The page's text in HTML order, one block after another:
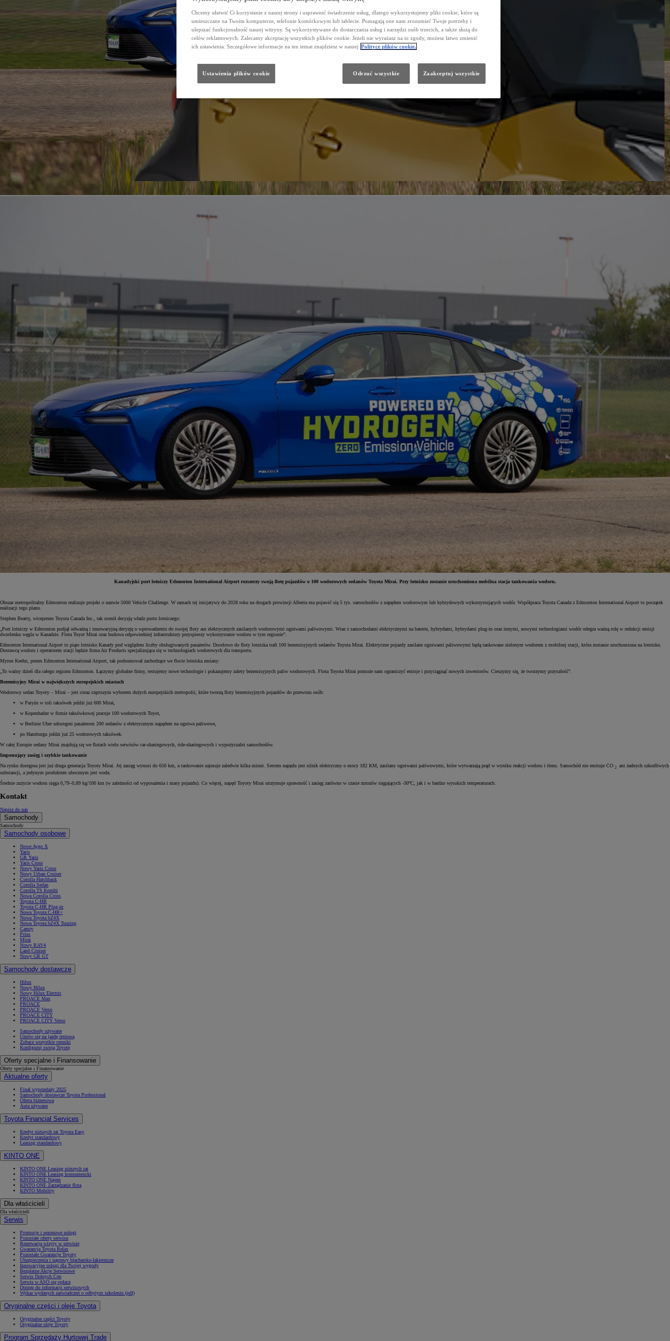
Od81 900 zł
Yaris Cross
HYBRID
Kanadyjski port lotniczy Edmonton International Airport rozszerzy swoją flotę pojazdów o 100 wodorowych sedanów Toyota Mirai. Przy lotnisku zostanie uruchomiona mobilna stacja tankowania wodoru.
Obszar metropolitalny Edmonton realizuje projekt o nazwie 5000 Vehicle Challenge. W ramach tej inicjatywy do 2028 roku na drogach prowincji Alberta ma pojawić się 5 tys. samochodów z napędem wodorowym lub hybrydowych wykorzystujących wodór. Współpraca Toyota Canada z Edmonton International Airport to początek
realizacji tego planu.
Stephen Beatty, wiceprezes Toyota Canada Inc., tak ocenił decyzję władz portu lotniczego:
„Port lotniczy w Edmonton podjął odważną i innowacyjną decyzję o wprowadzeniu do swojej floty aut elektrycznych zasilanych wodorowymi ogniwami paliwowymi. Wraz z samochodami elektrycznymi na baterie, hybrydami, hybrydami plug-in oraz innymi, nowymi technologiami wodór odegra ważną rolę w redukcji emisji
dwutlenku węgla w Kanadzie. Flota Toyot Mirai oraz budowa odpowiedniej infrastruktury przyspieszy wykorzystanie wodoru w tym regionie”.
Edmonton International Airport to piąte lotnisko Kanady pod względem liczby obsługiwanych pasażerów. Docelowo do floty lotniska trafi 100 bezemisyjnych sedanów Toyota Mirai. Elektryczne pojazdy zasilane ogniwami paliwowymi będą tankowane zielonym wodorem z mobilnej stacji, która zostanie uruchomiona na lotnisku.
Dostawcą wodoru i operatorem stacji będzie firma Air Products specjalizująca się w technologiach wodorowych dla transportu.
Myron Keehn, prezes Edmonton International Airport, tak podsumował zachodzące we flocie lotniska zmiany:
„To ważny dzień dla całego regionu Edmonton. Łączymy globalne firmy, testujemy nowe technologie i pokazujemy zalety bezemisyjnych paliw wodorowych. Flota Toyota Mirai pomoże nam ograniczyć emisje i przyciągnąć nowych inwestorów. Cieszymy się, że tworzymy przyszłość”.
Bezemisyjny Mirai w największych europejskich miastach
Wodorowy sedan Toyoty – Mirai – jest coraz częstszym wyborem dużych europejskich metropolii, które tworzą floty bezemisyjnych pojazdów do przewozu osób:
w Paryżu w roli taksówek jeździ już 600 Mirai,
w Kopenhadze w firmie taksówkowej pracuje 100 wodorowych Toyot,
w Berlinie Uber udostępni pasażerom 200 sedanów z elektrycznym napędem na ogniwa paliwowe,
po Hamburgu jeździ już 25 wodorowych taksówek.
W całej Europie sedany Mirai znajdują się we flotach wielu serwisów car-sharingowych, ride-sharingowych i wypożyczalni samochodów.
Imponujący zasięg i szybkie tankowanie
Na rynku dostępna jest już druga generacja Toyoty Mirai. Jej zasięg wynosi do 650 km, a tankowanie zajmuje zaledwie kilka minut. Sercem napędu jest silnik elektryczny o mocy 182 KM, zasilany ogniwami paliwowymi, które wytwarzają prąd w wyniku reakcji wodoru i tlenu. Samochód nie emituje CO 2 ani żadnych szkodliwych
substancji, a jedynym produktem ubocznym jest woda.
Średnie zużycie wodoru sięga 0,79–0,89 kg/100 km (w zależności od wyposażenia i masy pojazdu). Co więcej, napęd Toyoty Mirai utrzymuje sprawność i zasięg zarówno w czasie mrozów sięgających -30ºC, jak i w bardzo wysokich temperaturach.
Kontakt
Napisz do nas
Samochody
Samochody
Samochody osobowe
Nowe Aygo X
Yaris
GR Yaris
Yaris Cross
Nowy Yaris Cross
Nowy Urban Cruiser
Corolla Hatchback
Corolla Sedan
Corolla TS Kombi
Nowa Corolla Cross
Toyota C-HR
Toyota C-HR Plug-in
Nowa Toyota C-HR+
Nowa Toyota bZ4X
Nowa Toyota bZ4X Touring
Camry
Prius
Mirai
Nowy RAV4
Land Cruiser
Nowy GR GT
Samochody dostawcze
Hilux
Nowy Hilux
Nowy Hilux Electric
PROACE Max
PROACE
PROACE Verso
PROACE CITY
PROACE CITY Verso
Samochody używane
Umów się na jazdę testową
Zobacz wszystkie cenniki
Konfiguruj swoją Toyotę
Oferty specjalne i Finansowanie
Oferty specjalne i Finansowanie
Aktualne oferty
Finał wyprzedaży 2025
Samochody dostawcze Toyota Professional
Oferta biznesowa
Auta używane
Toyota Financial Services
Kredyt niższych rat Toyota Easy
Kredyt standardowy
Leasing standardowy
KINTO ONE
KINTO ONE Leasing niższych rat
KINTO ONE Leasing konsumencki
KINTO ONE Najem
KINTO ONE Zarządzanie flotą
KINTO Mobility
Dla właścicieli
Dla właścicieli
Serwis
Promocje i sezonowe usługi
Pozostałe oferty serwisu
Rezerwacja wizyty w serwisie
Gwarancja Toyota Relax
Pozostałe Gwarancje Toyoty
Ubezpieczenia i naprawy blacharsko-lakiernicze
Innowacyjne usługi dla Twojej wygody
Bezpłatne Akcje Serwisowe
Serwis Dobrych Cen
Serwis w ASO się opłaca
Dostęp do informacji serwisowych
Wykaz wydanych zaświadczeń o odbytym szkoleniu (pdf)
Oryginalne części i oleje Toyota
Oryginalne części Toyoty
Oryginalne oleje Toyoty
Program Sprzedaży Hurtowej Trade
Chcemy ułatwić Ci korzystanie z naszej strony i usprawnić świadczenie usług, dlatego wykorzystujemy pliki cookie, które są
umieszczane na Twoim komputerze, telefonie komórkowym lub tablecie. Pomagają one nam zrozumieć Twoje potrzeby i
ulepszać funkcjonalność naszej witryny. Są wykorzystywane do dostarczania usług i narzędzi osób trzecich, a także służą do
celów reklamowych. Zalecamy akceptację wszystkich plików cookie. Jeżeli nie wyrażasz na to zgody, możesz łatwo zmienić
ich ustawienia. Szczegółowe informacje na ten temat znajdziesz w naszej Polityce plików cookie.
Ustawienia plików cookie Odrzuć wszystkie Zaakceptuj wszystkie